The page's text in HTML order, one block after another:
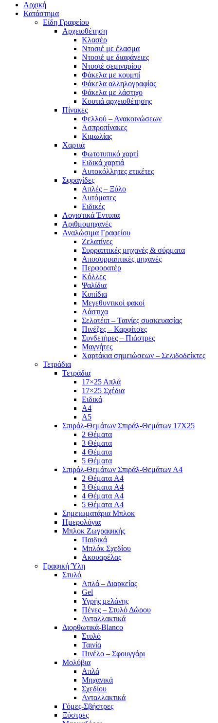
Αρχική
Κατάστημα
Είδη Γραφείου
Αρχειοθέτηση
Κλασέρ
Ντοσιέ με έλασμα
Ντοσιέ με διαφάνειες
Ντοσιέ σεμιναρίου
Φάκελα με κουμπί
Φάκελα αλληλογραφίας
Φάκελα με λάστιχο
Κουτιά αρχειοθέτησης
Πίνακες
Φελλού – Ανακοινώσεων
Ασπροπίνακες
Κιμωλίας
Χαρτιά
Φωτοτυπικό χαρτί
Ειδικά χαρτιά
Αυτοκόλλητες ετικέτες
Σφραγίδες
Απλές – Ξύλο
Αυτόματες
Ειδικές
Λογιστικά Έντυπα
Αριθμομηχανές
Αναλώσιμα Γραφείου
Ζελατίνες
Συρραπτικές μηχανές & σύρματα
Αποσυρραπτικές μηχανές
Περφορατέρ
Κόλλες
Ψαλίδια
Κοπίδια
Μεγεθυντικοί φακοί
Λάστιχα
Σελοτέιπ – Ταινίες συσκευασίας
Πινέζες – Καρφίτσες
Συνδετήρες – Πιάστρες
Μαγνήτες
Χαρτάκια σημειώσεων – Σελιδοδείκτες
Τετράδια
Τετράδια
17×25 Απλά
17×25 Σχέδια
Ειδικά
Α4
Α5
Σπιράλ-Θεμάτων Σπιράλ-Θεμάτων 17Χ25
2 Θέματα
3 Θέματα
4 Θέματα
5 Θέματα
Σπιράλ-Θεμάτων Σπιράλ-Θεμάτων Α4
2 Θέματα A4
3 Θέματα A4
4 Θέματα A4
5 Θέματα A4
Σημειωματάρια Μπλοκ
Ημερολόγια
Μπλοκ Ζωγραφικής
Παιδικά
Μπλόκ Σχεδίου
Ακουαρέλας
Γραφική Ύλη
Στυλό
Απλά – Διαρκείας
Gel
Υγρής μελάνης
Πένες – Στυλό Δώρου
Ανταλλακτικά
Διορθωτικά-Blanco
Στυλό
Ταινία
Πινέλο – Σφουγγάρι
Μολύβια
Απλά
Μηχανικά
Σχεδίου
Ανταλλακτικά
Γόμες-Σβήστρες
Ξύστρες